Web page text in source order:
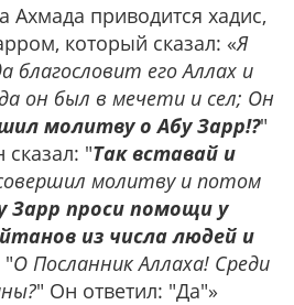
Ахмада приводится хадис,
который сказал: «Я
благословит его Аллах и
он был в мечети и сел; Он
молитву о Абу Зарр!?"
сказал: "Так вставай и
молитву и потом
Зарр проси помощи у
из числа людей и
"О Посланник Аллаха! Среди
" Он ответил: "Да"»